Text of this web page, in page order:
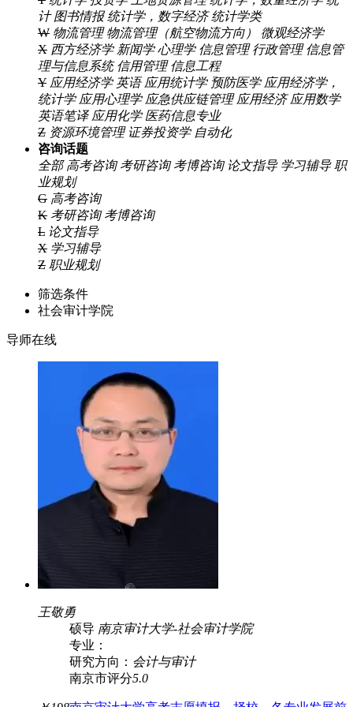
计 图书情报 统计学，数字经济 统计学类
W 物流管理 物流管理（航空物流方向）
微观经济学
X 西方经济学 新闻学 心理学 信息管理 行政管理 信息管
理与信息系统 信用管理 信息工程
Y 应用经济学 英语 应用统计学 预防医学 应用经济学，
统计学 应用心理学 应急供应链管理 应用经济 应用数学
英语笔译 应用化学 医药信息专业
Z 资源环境管理 证券投资学 自动化
咨询话题
全部 高考咨询 考研咨询 考博咨询 论文指导 学习辅导 职
业规划
G 高考咨询
K 考研咨询 考博咨询
L 论文指导
X 学习辅导
Z 职业规划
筛选条件
社会审计学院
导师在线
王敬勇
硕导 南京审计大学-社会审计学院
专业：
研究方向： 会计与审计
南京市评分5.0